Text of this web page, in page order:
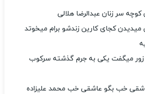
سر زنان عبدالرضا هلالی
کجای کارین زندشو برام میخوتد
زور میگفت یکی به جرم گذشته سرکوب
خب بگو عاشقی خب محمد علیزاده